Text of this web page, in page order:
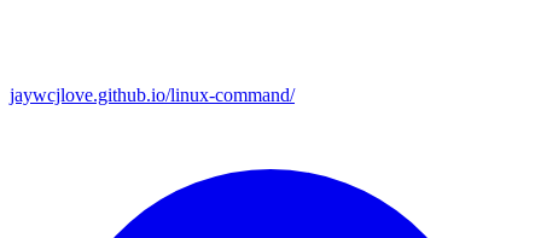
jaywcjlove.github.io/linux-command/